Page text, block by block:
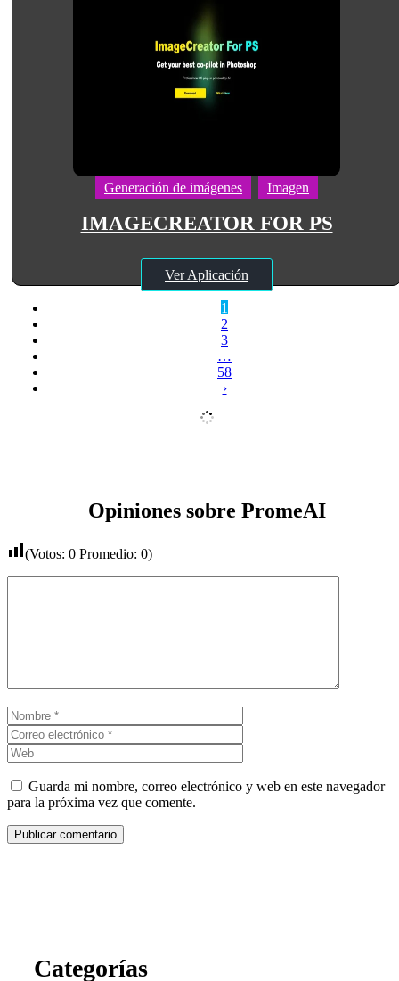
Generación de imágenes Imagen
IMAGECREATOR FOR PS
Ver Aplicación
1
2
3
…
58
›
Opiniones sobre PromeAI
(Votos: 0 Promedio: 0)
Nombre
electrónico
Guarda mi nombre, correo electrónico y web en este navegador
para la próxima vez que comente.
Categorías